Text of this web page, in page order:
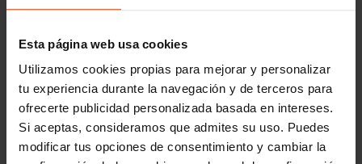
Esta página web usa cookies
Utilizamos cookies propias para mejorar y personalizar
tu experiencia durante la navegación y de terceros para
ofrecerte publicidad personalizada basada en intereses.
Si aceptas, consideramos que admites su uso. Puedes
modificar tus opciones de consentimiento y cambiar la